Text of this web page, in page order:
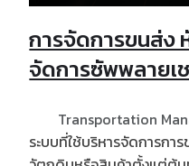
การจัดการขนส่ง
จัดการซัพพลายเ
Transportation
ระบบที่ใช้บริหารจัดการกา